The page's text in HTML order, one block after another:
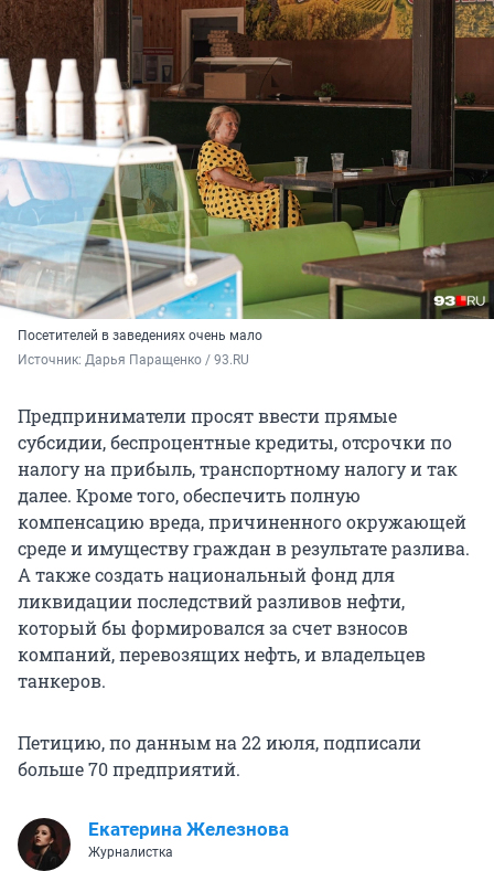
Посетителей в заведениях очень мало
Источник: Дарья Паращенко / 93.RU
Предприниматели просят ввести прямые
субсидии, беспроцентные кредиты, отсрочки по
налогу на прибыль, транспортному налогу и так
далее. Кроме того, обеспечить полную
компенсацию вреда, причиненного окружающей
среде и имуществу граждан в результате разлива.
А также создать национальный фонд для
ликвидации последствий разливов нефти,
который бы формировался за счет взносов
компаний, перевозящих нефть, и владельцев
танкеров.
Петицию, по данным на 22 июля, подписали
больше 70 предприятий.
Екатерина Железнова
Журналистка